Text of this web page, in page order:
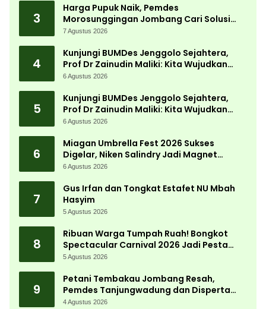
3
Harga Pupuk Naik, Pemdes
Morosunggingan Jombang Cari Solusi
Lewat Kajian Akademik
7 Agustus 2026
4
Kunjungi BUMDes Jenggolo Sejahtera,
Prof Dr Zainudin Maliki: Kita Wujudkan
Kemandirian Ekonomi dengan Potensi
6 Agustus 2026
5
Kunjungi BUMDes Jenggolo Sejahtera,
Prof Dr Zainudin Maliki: Kita Wujudkan
Kemandirian Ekonomi dengan Potensi
6 Agustus 2026
6
Miagan Umbrella Fest 2026 Sukses
Digelar, Niken Salindry Jadi Magnet
Ribuan Pengunjung
6 Agustus 2026
7
Gus Irfan dan Tongkat Estafet NU Mbah
Hasyim
5 Agustus 2026
8
Ribuan Warga Tumpah Ruah! Bongkot
Spectacular Carnival 2026 Jadi Pesta
Kemerdekaan Terbesar di Peterongan
5 Agustus 2026
9
Petani Tembakau Jombang Resah,
Pemdes Tanjungwadung dan Disperta
Bergerak Cepat
4 Agustus 2026